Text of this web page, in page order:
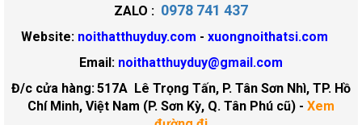
ZALO : 0978 741 437
Website: noithatthuyduy.com - xuongnoithatsi.com
Email: noithatthuyduy@gmail.com
Đ/c cửa hàng:517A Lê Trọng Tấn, P. Tân Sơn Nhì, TP. Hồ
Chí Minh, Việt Nam (P. Sơn Kỳ, Q. Tân Phú cũ) - Xem